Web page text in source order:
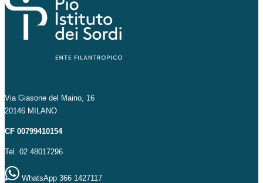
Via Giasone del Maino, 16
20146 MILANO
CF 00799410154
Tel. 02 48017296
WhatsApp 366 1427117